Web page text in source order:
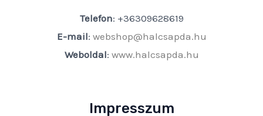
Telefon: +36309628619
E-mail: webshop@halcsapda.hu
Weboldal: www.halcsapda.hu
Impresszum